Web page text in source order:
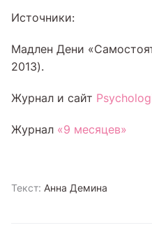
Источники:
Мадлен Дени
2013).
Журнал и сайт
Журнал «9 месяцев»
Текст: Анна Демина